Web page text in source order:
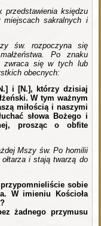
przedstawienia księdzu
miejscach sakralnych i
św. rozpoczyna się
Po znaku
zwraca się w tych lub
obecnych:
i [N.], którzy dzisiaj
W tym ważnym
miłością i naszymi
słowa Bożego i
prosząc o obfite
Mszy św. Po homilii
i stają twarzą do
przypomnieliście sobie
W imieniu Kościoła
żadnego przymusu